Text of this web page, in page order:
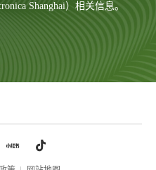
Shanghai）相关信息。